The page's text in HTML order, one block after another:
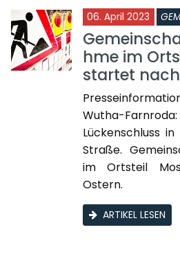
06. April 2023
hme im
startet
Wutha-
Lückenschluss
Straße.
im Ortsteil
Ostern.
ARTIKEL LESEN